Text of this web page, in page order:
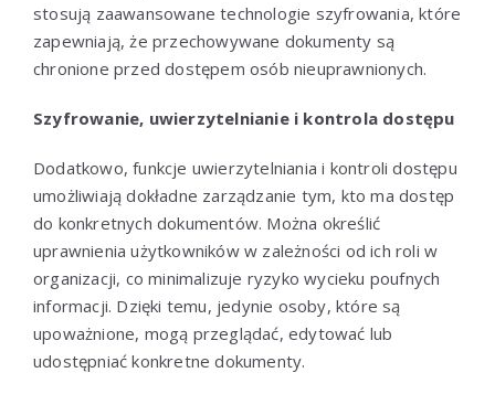
stosują zaawansowane technologie szyfrowania, które
zapewniają, że przechowywane dokumenty są
chronione przed dostępem osób nieuprawnionych.
Szyfrowanie, uwierzytelnianie i kontrola dostępu
Dodatkowo, funkcje uwierzytelniania i kontroli dostępu
umożliwiają dokładne zarządzanie tym, kto ma dostęp
do konkretnych dokumentów. Można określić
uprawnienia użytkowników w zależności od ich roli w
organizacji, co minimalizuje ryzyko wycieku poufnych
informacji. Dzięki temu, jedynie osoby, które są
upoważnione, mogą przeglądać, edytować lub
udostępniać konkretne dokumenty.